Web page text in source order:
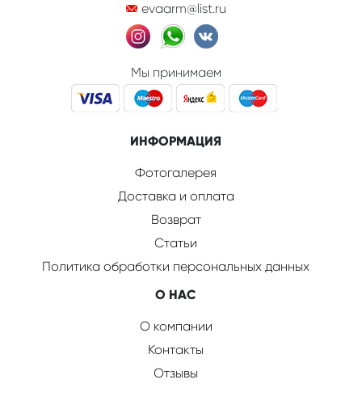
evaarm@list.ru
Мы принимаем
ИНФОРМАЦИЯ
Фотогалерея
Доставка и оплата
Возврат
Статьи
Политика обработки персональных данных
О НАС
О компании
Контакты
Отзывы